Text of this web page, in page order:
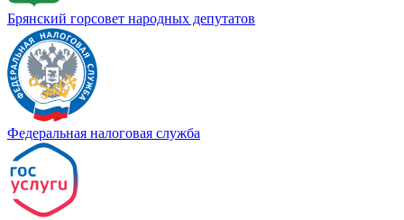
Брянский горсовет народных депутатов
Федеральная налоговая служба